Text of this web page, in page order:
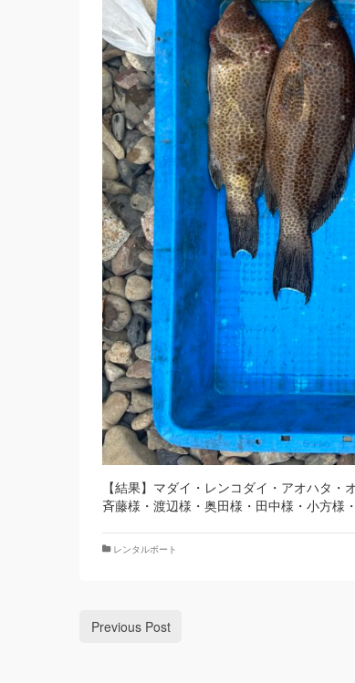
【結果】マダイ・レンコダイ・アオハタ
斉藤様・渡辺様・奥田様・田中様・小方様
レンタルボート
Previous Post